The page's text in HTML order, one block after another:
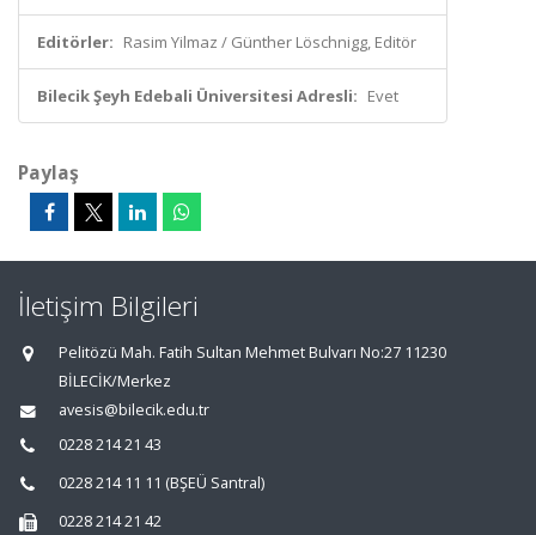
Editörler: Rasim Yilmaz / Günther Löschnigg, Editör
Bilecik Şeyh Edebali Üniversitesi Adresli: Evet
Paylaş
İletişim Bilgileri
Pelitözü Mah. Fatih Sultan Mehmet Bulvarı No:27 11230
BİLECİK/Merkez
avesis@bilecik.edu.tr
0228 214 21 43
0228 214 11 11 (BŞEÜ Santral)
0228 214 21 42